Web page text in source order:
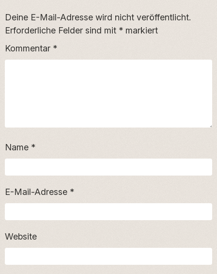
Deine E-Mail-Adresse wird nicht veröffentlicht.
Erforderliche Felder sind mit * markiert
Kommentar *
Name *
E-Mail-Adresse *
Website